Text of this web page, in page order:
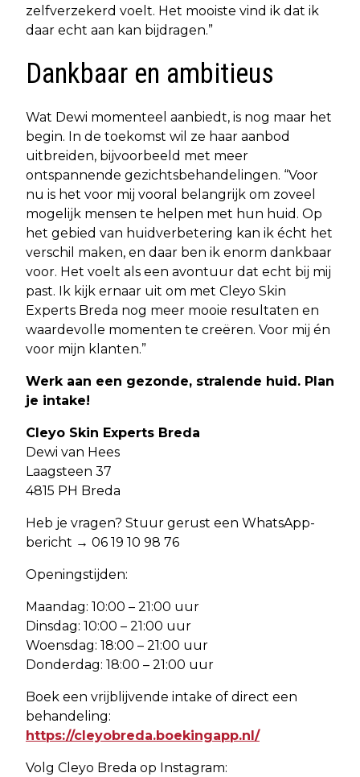
zelfverzekerd voelt. Het mooiste vind ik dat ik
daar echt aan kan bijdragen.”
Dankbaar en ambitieus
Wat Dewi momenteel aanbiedt, is nog maar het
begin. In de toekomst wil ze haar aanbod
uitbreiden, bijvoorbeeld met meer
ontspannende gezichtsbehandelingen. “Voor
nu is het voor mij vooral belangrijk om zoveel
mogelijk mensen te helpen met hun huid. Op
het gebied van huidverbetering kan ik écht het
verschil maken, en daar ben ik enorm dankbaar
voor. Het voelt als een avontuur dat echt bij mij
past. Ik kijk ernaar uit om met Cleyo Skin
Experts Breda nog meer mooie resultaten en
waardevolle momenten te creëren. Voor mij én
voor mijn klanten.”
Werk aan een gezonde, stralende huid. Plan
je intake!
Cleyo Skin Experts Breda
Dewi van Hees
Laagsteen 37
4815 PH Breda
Heb je vragen? Stuur gerust een WhatsApp-
bericht → 06 19 10 98 76
Openingstijden:
Maandag: 10:00 – 21:00 uur
Dinsdag: 10:00 – 21:00 uur
Woensdag: 18:00 – 21:00 uur
Donderdag: 18:00 – 21:00 uur
Boek een vrijblijvende intake of direct een
behandeling:
https://cleyobreda.boekingapp.nl/
Volg Cleyo Breda op Instagram: